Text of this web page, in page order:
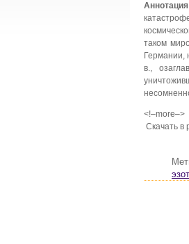
таком
Германии,
в.,
<!–more–>
Скачать в